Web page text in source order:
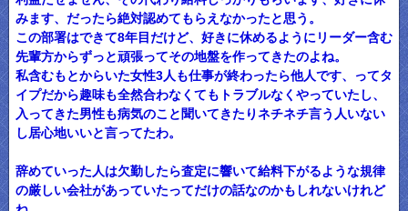
みます、だったら絶対認めてもらえなかったと思う。
この部署はできて8年目だけど、好きに休めるようにリーダー含む
先輩方からずっと頑張ってその地盤を作ってきたのよね。
私含むもとからいた女性3人も仕事が終わったら他人です、ってタ
イプだから趣味も全然合わなくてもトラブルなくやっていたし、
入ってきた男性も病気のこと聞いてきたりネチネチ言う人いない
し居心地いいと言ってたわ。
辞めていった人は欠勤したら査定に響いて給料下がるような規律
の厳しい会社があっていたってだけの話なのかもしれないけれど